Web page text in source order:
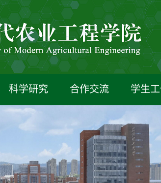
科学研究 合作交流 学生